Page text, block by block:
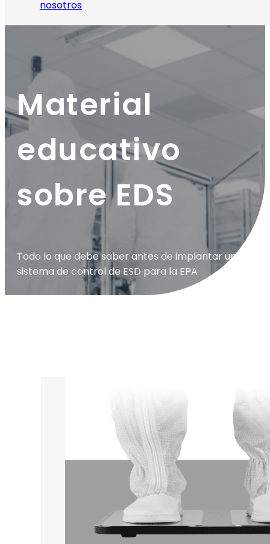
nosotros
Material
educativo
sobre EDS
Todo lo que debe saber antes de implantar un
sistema de control de ESD para la EPA